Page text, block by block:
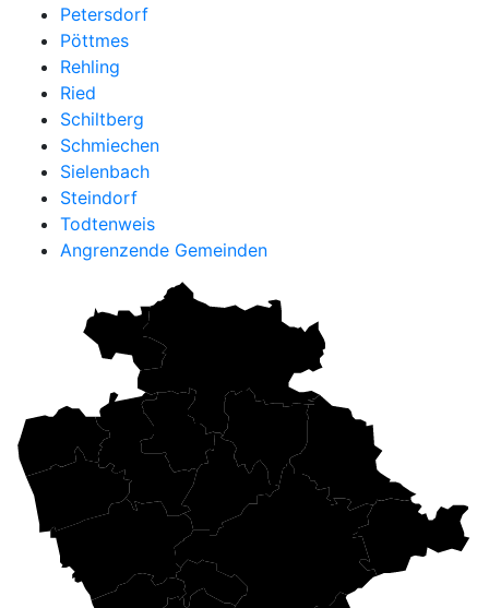
Petersdorf
Pöttmes
Rehling
Ried
Schiltberg
Schmiechen
Sielenbach
Steindorf
Todtenweis
Angrenzende Gemeinden